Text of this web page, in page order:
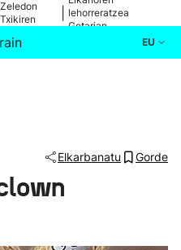
Zeledon
Txikiren
lehorreratzea
Getarian
EU
Elkarbanatu Gorde